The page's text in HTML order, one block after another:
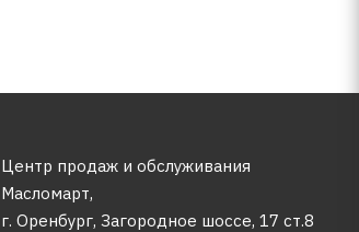
Центр продаж и обслуживания
Масломарт,
г. Оренбург, Загородное шоссе, 17 ст.8